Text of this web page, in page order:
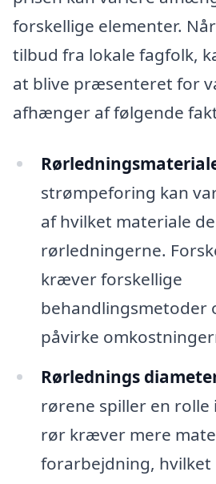
forskellige elementer.
tilbud fra lokale fagfolk,
at blive præsenteret for
afhænger af følgende
strømpeforing kan
af hvilket materiale
rørledningerne.
kræver forskellige
behandlingsmetoder
påvirke
Rørlednings
rørene spiller en rolle
rør kræver mere
forarbejdning, hvilket